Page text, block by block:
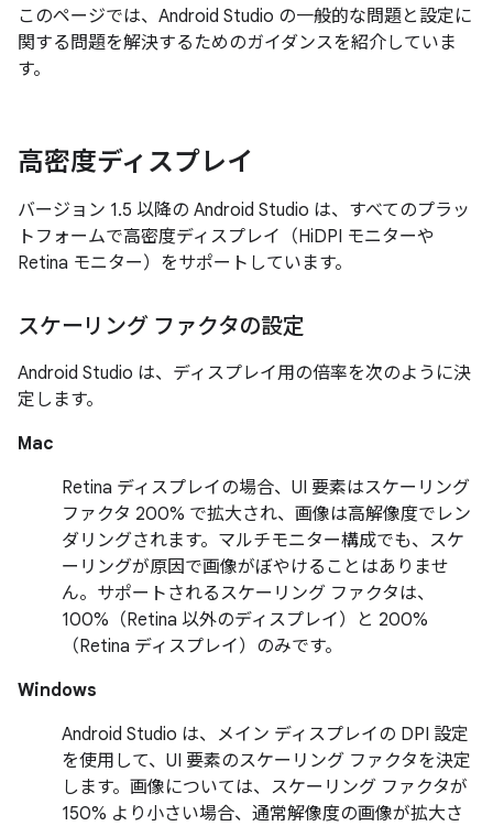
このページでは、Android Studio の一般的な問題と設定に
関する問題を解決するためのガイダンスを紹介していま
す。
高密度ディスプレイ
バージョン 1.5 以降の Android Studio は、すべてのプラッ
トフォームで高密度ディスプレイ（HiDPI モニターや
Retina モニター）をサポートしています。
スケーリング ファクタの設定
Android Studio は、ディスプレイ用の倍率を次のように決
定します。
Mac
Retina ディスプレイの場合、UI 要素はスケーリング
ファクタ 200% で拡大され、画像は高解像度でレン
ダリングされます。マルチモニター構成でも、スケ
ーリングが原因で画像がぼやけることはありませ
ん。サポートされるスケーリング ファクタは、
100%（Retina 以外のディスプレイ）と 200%
（Retina ディスプレイ）のみです。
Windows
Android Studio は、メイン ディスプレイの DPI 設定
を使用して、UI 要素のスケーリング ファクタを決定
します。画像については、スケーリング ファクタが
150% より小さい場合、通常解像度の画像が拡大さ